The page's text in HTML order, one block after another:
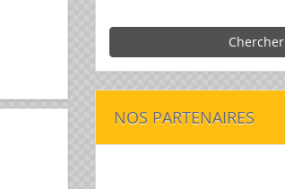
Chercher
NOS PARTENAIRES